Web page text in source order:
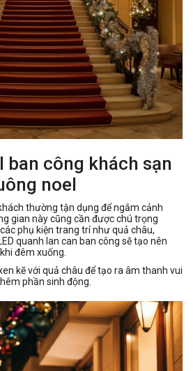
ban công khách sạn
noel
thường tận dụng để ngắm cảnh
gian này cũng cần được chú trọng
phụ kiện trang trí như quả châu,
quanh lan can ban công sẽ tạo nên
đêm xuống.
kẽ với quả châu để tạo ra âm thanh vui
phần sinh động.